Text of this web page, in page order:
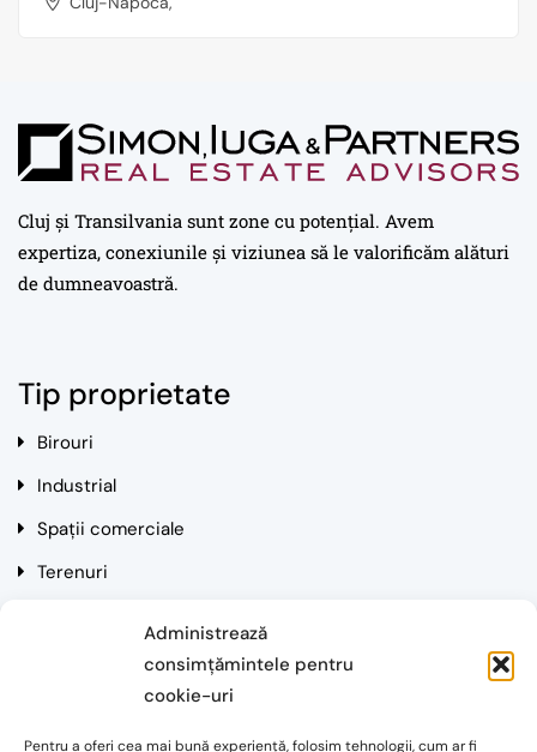
Administrează
consimțămintele pentru
cookie-uri
Pentru a oferi cea mai bună experiență, folosim tehnologii, cum ar fi
Cluj și Transilvania sunt zone cu potențial. Avem
expertiza, conexiunile și viziunea să le valorificăm alături
de dumneavoastră.
Tip proprietate
Birouri
Industrial
Spații comerciale
Terenuri